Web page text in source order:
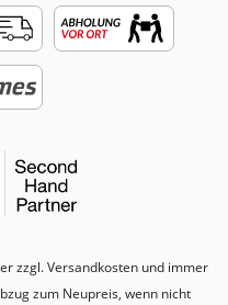
zzgl.Versandkosten und immer
zum Neupreis, wenn nicht